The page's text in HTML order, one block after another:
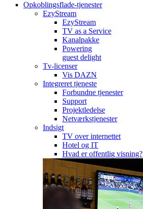
Opkoblingsflade-tjenester
EzyStream
EzyStream
TV as a Service
Kanalpakke
Powering
guest delight
Tv-licenser
Vis DAZN
Integreret tjeneste
Forbundne tjenester
Support
Projektledelse
Netværkstjenester
Indsigt
TV over internettet
Hotel og IT
Hvad er offentlig visning?